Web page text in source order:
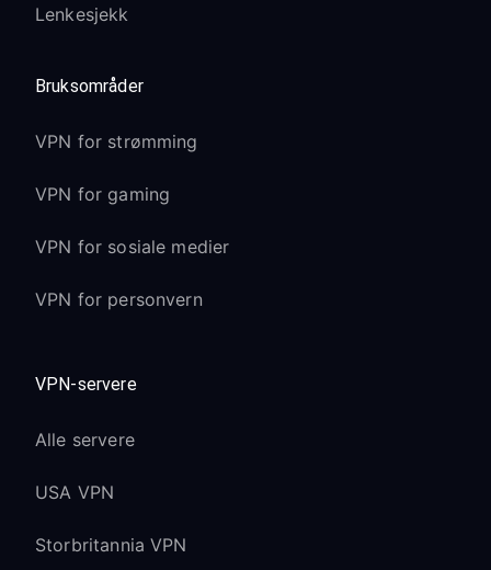
Lenkesjekk
Bruksområder
VPN for strømming
VPN for gaming
VPN for sosiale medier
VPN for personvern
VPN-servere
Alle servere
USA VPN
Storbritannia VPN